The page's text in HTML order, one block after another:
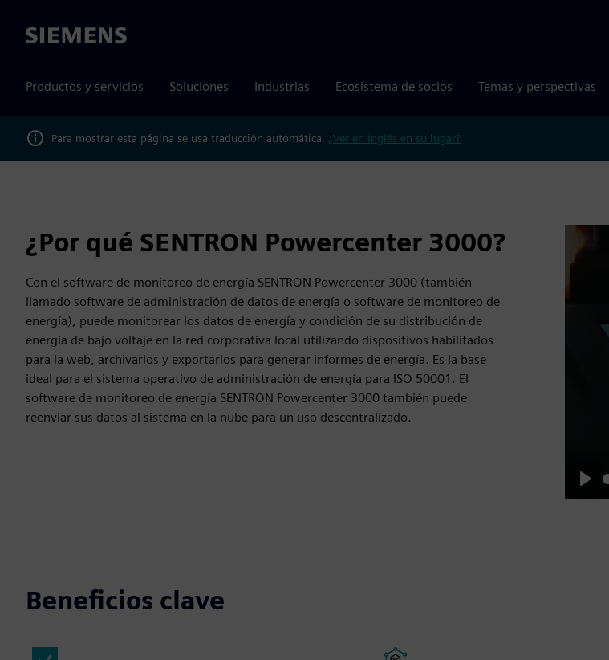
Siemens
Productos y servicios Soluciones Industrias Ecosistema de socios Temas y perspectivas
Para mostrar esta página se usa traducción automática. ¿Ver en inglés en su lugar?
¿Por qué SENTRON Powercenter 3000?
Con el software de monitoreo de energía SENTRON Powercenter 3000 (también
llamado software de administración de datos de energía o software de monitoreo de
energía), puede monitorear los datos de energía y condición de su distribución de
energía de bajo voltaje en la red corporativa local utilizando dispositivos habilitados
para la web, archivarlos y exportarlos para generar informes de energía. Es la base
ideal para el sistema operativo de administración de energía para ISO 50001. El
software de monitoreo de energía SENTRON Powercenter 3000 también puede
reenviar sus datos al sistema en la nube para un uso descentralizado.
Play
Beneficios clave